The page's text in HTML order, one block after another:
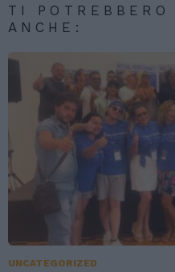
TI
ANCHE:
UNCATEGORIZED